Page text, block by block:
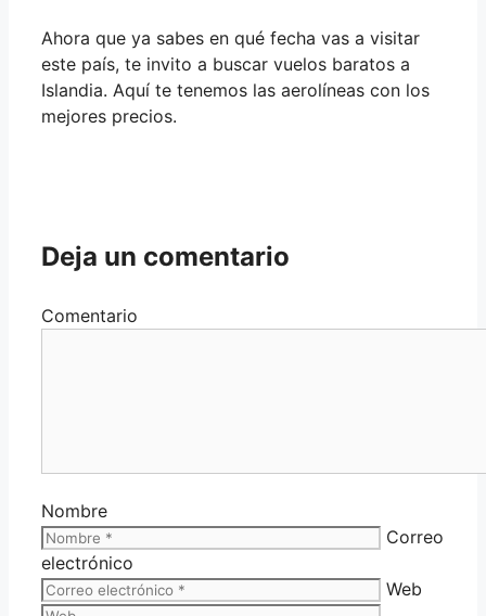
Ahora que ya sabes en qué fecha vas a visitar
este país, te invito a buscar vuelos baratos a
Islandia. Aquí te tenemos las aerolíneas con los
mejores precios.
Deja un comentario
Comentario
Nombre
Correo
electrónico
Web